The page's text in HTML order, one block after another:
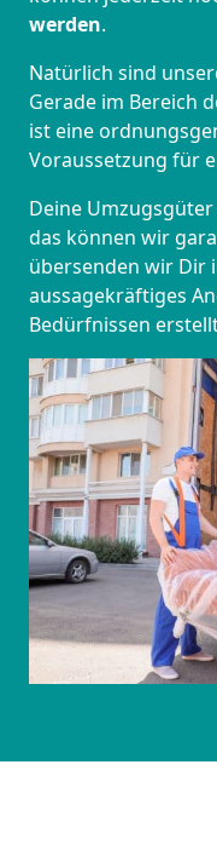
werden.
Natürlich sind
Gerade im Bereich
ist eine
Voraussetzung für
Deine
das können wir
übersenden wir Dir
aussagekräftiges
Bedürfnissen